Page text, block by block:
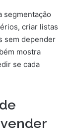
segmentação
criar listas
sem depender
mostra
se cada